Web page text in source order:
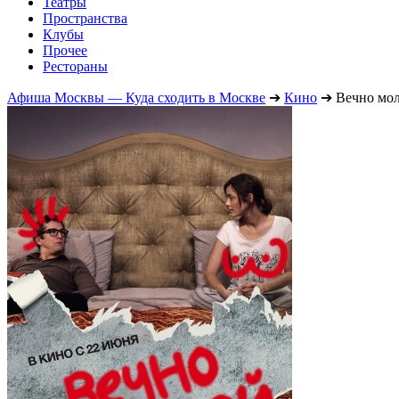
Пространства
Клубы
Прочее
Рестораны
Афиша Москвы — Куда сходить в Москве ➔ Кино ➔ Вечно